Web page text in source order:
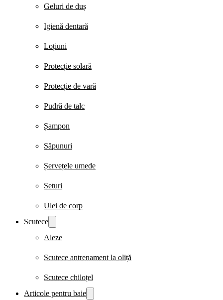
Geluri de duș
Igienă dentară
Loțiuni
Protecție solară
Protecție de vară
Pudră de talc
Șampon
Săpunuri
Șervețele umede
Seturi
Ulei de corp
Scutece
Aleze
Scutece antrenament la oliță
Scutece chiloțel
Articole pentru baie